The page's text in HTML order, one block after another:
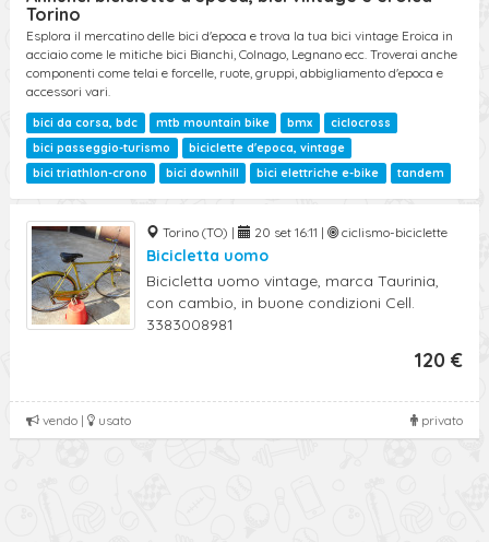
Ricerca Avanzata
Torino
Esplora il mercatino delle bici d'epoca e trova la tua bici vintage Eroica in
acciaio come le mitiche bici Bianchi, Colnago, Legnano ecc. Troverai anche
componenti come telai e forcelle, ruote, gruppi, abbigliamento d'epoca e
accessori vari.
bici da corsa, bdc mtb mountain bike bmx
ciclocross
bici passeggio-turismo
biciclette d'epoca, vintage
bici triathlon-crono
bici downhill bici elettriche e-bike tandem
Torino (TO) | 20 set 16:11 | ciclismo-biciclette
Bicicletta uomo
Bicicletta uomo vintage, marca Taurinia,
con cambio, in buone condizioni Cell.
3383008981
120 €
privato
vendo | usato